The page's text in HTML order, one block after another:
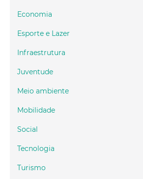
Economia
Esporte e Lazer
Infraestrutura
Juventude
Meio ambiente
Mobilidade
Social
Tecnologia
Turismo